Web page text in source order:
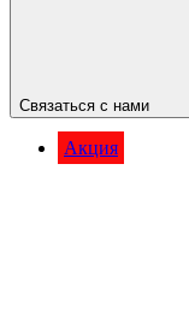
Связаться с нами
Акция